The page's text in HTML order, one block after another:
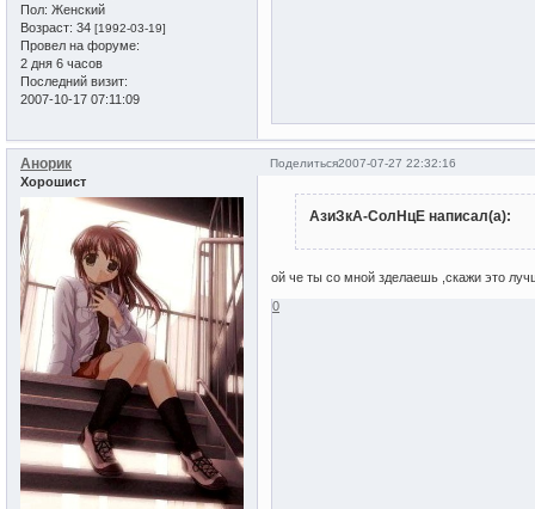
Пол: Женский
Возраст: 34 [1992-03-19]
Провел на форуме:
2 дня 6 часов
Последний визит:
2007-10-17 07:11:09
Поделиться2007-07-27 22:32:16
Анорик
Хорошист
АзиЗкА-СолНцЕ написал(а):
ой че ты со мной зделаешь ,скажи это
0